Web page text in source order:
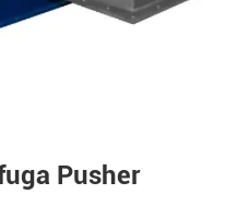
Pusher